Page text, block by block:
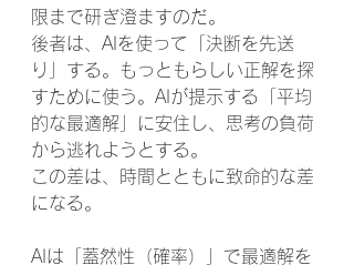
限まで研ぎ澄ますのだ。
後者は、AIを使って「決断を先送
り」する。もっともらしい正解を探
すために使う。AIが提示する「平均
的な最適解」に安住し、思考の負荷
から逃れようとする。
この差は、時間とともに致命的な差
になる。
AIは「蓋然性（確率）」で最適解を